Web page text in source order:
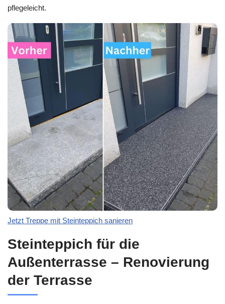
pflegeleicht.
Jetzt Treppe mit Steinteppich sanieren
Steinteppich für die
Außenterrasse – Renovierung
der Terrasse